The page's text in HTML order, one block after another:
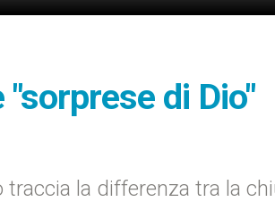
di Dio"
traccia la differenza tra la